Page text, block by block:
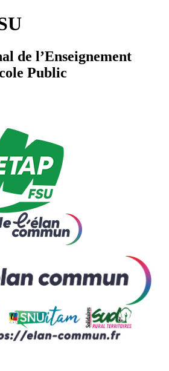
de l’Enseignement
Public